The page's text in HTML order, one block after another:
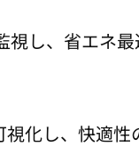
視し、省エネ
化し、快適